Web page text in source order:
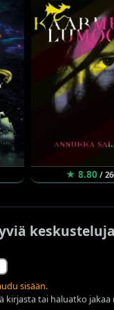
★ 8.80 /
keskusteluja
sisään.
kirjasta tai haluatko